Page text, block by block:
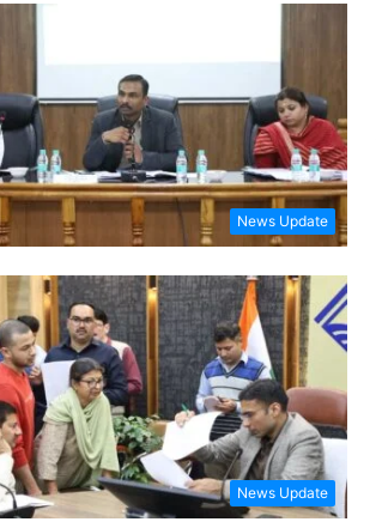
News Update
News Update